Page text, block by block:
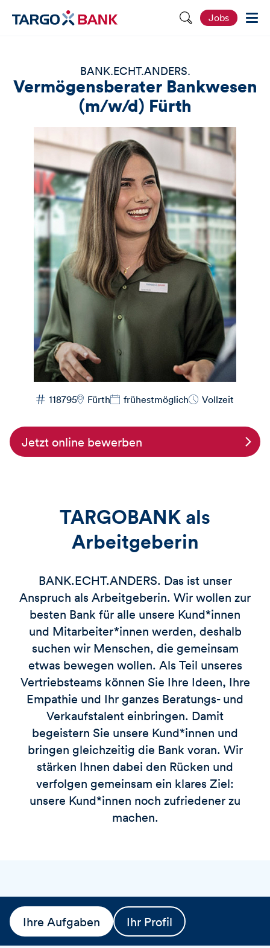
S
e
u
r
c
h
s
h
Jobs
BANK.ECHT.ANDERS.
Vermögensberater Bankwesen
(m/w/d) Fürth
118795 Fürth frühestmöglich Vollzeit
Jetzt online bewerben
TARGOBANK als
Arbeitgeberin
BANK.ECHT.ANDERS. Das ist unser
Anspruch als Arbeitgeberin. Wir wollen zur
besten Bank für alle unsere Kund*innen
und Mitarbeiter*innen werden, deshalb
suchen wir Menschen, die gemeinsam
etwas bewegen wollen. Als Teil unseres
Vertriebsteams können Sie Ihre Ideen, Ihre
Empathie und Ihr ganzes Beratungs- und
Verkaufstalent einbringen. Damit
begeistern Sie unsere Kund*innen und
bringen gleichzeitig die Bank voran. Wir
stärken Ihnen dabei den Rücken und
verfolgen gemeinsam ein klares Ziel:
unsere Kund*innen noch zufriedener zu
machen.
Ihre Aufgaben Ihr Profil